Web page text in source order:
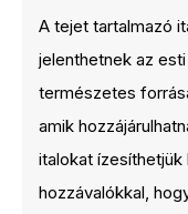
A tejet tartalmazó
jelenthetnek az
természetes
amik
italokat
hozzávalókkal,